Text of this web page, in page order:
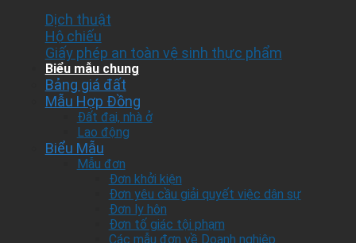
Dịch thuật
Hộ chiếu
Giấy phép an toàn vệ sinh thực phẩm
Biểu mẫu chung
Bảng giá đất
Mẫu Hợp Đồng
Đất đai, nhà ở
Lao động
Biểu Mẫu
Mẫu đơn
Đơn khởi kiện
Đơn yêu cầu giải quyết việc dân sự
Đơn ly hôn
Đơn tố giác tội phạm
Các mẫu đơn về Doanh nghiệp